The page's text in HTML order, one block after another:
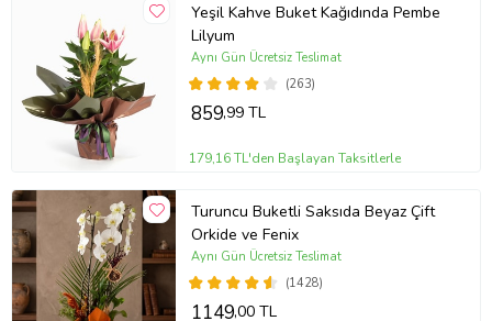
Yeşil Kahve Buket Kağıdında Pembe
Lilyum
(263)
Aynı Gün Ücretsiz Teslimat
859,99 TL
179,16 TL'den Başlayan Taksitlerle
Turuncu Buketli Saksıda Beyaz Çift
Orkide ve Fenix
(1428)
Aynı Gün Ücretsiz Teslimat
1149,00 TL